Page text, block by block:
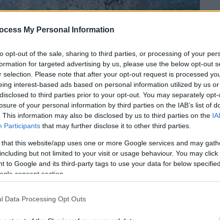
My Personal Information
opt-out of the sale, sharing to third parties, or processing of your
for targeted advertising by us, please use the below opt-out
selection. Please note that after your opt-out request is processed
interest-based ads based on personal information utilized by us
to third parties prior to your opt-out. You may separately
of your personal information by third parties on the IAB’s list of
This information may also be disclosed by us to third parties on the
Participants that may further disclose it to other third parties.
that this website/app uses one or more Google services and may
but not limited to your visit or usage behaviour. You may
to Google and its third-party tags to use your data for below
consent section.
Data Processing Opt Outs
το ΕΘΝΟΣ στη Google
Μετά το ιστορικόασημένιο
τουΤόκιο, η Ελλάδα έκλεισε θέση και στην
υγρού στίβου. Η ανανεωμένη ομάδα
προημιτελικό τωνΗΠΑμε 16-11 και πήρε
φορά στην ιστορία της διοργάνωσης
στηΒουδαπέστη
του έτερου προημιτελικού μεταξύ